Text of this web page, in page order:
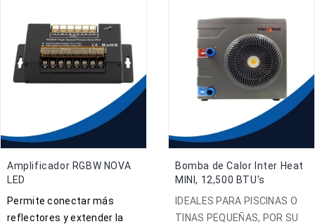
Amplificador RGBW NOVA
LED
Permite conectar más
reflectores y extender la
Bomba de Calor Inter Heat
MINI, 12,500 BTU’s
IDEALES PARA PISCINAS O
TINAS PEQUEÑAS, POR SU